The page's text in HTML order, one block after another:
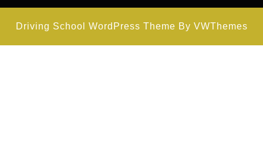
Driving School WordPress Theme By VWThemes